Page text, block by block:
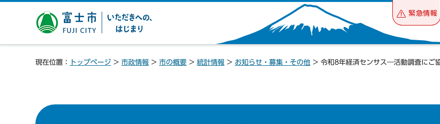
富士市 いただきへの、は
じまり
緊急情報
現在位置： トップページ > 市政情報 > 市の概要 > 統計情報 > お知らせ・募集・その他 > 令和8年経済センサス―活動調査にご